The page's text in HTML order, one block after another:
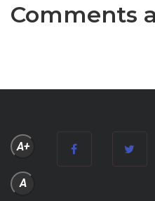
Comments
A+
A